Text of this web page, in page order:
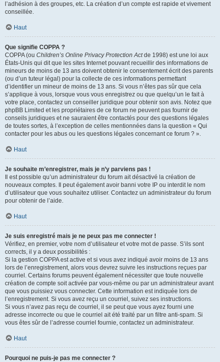
l’adhésion à des groupes, etc. La création d’un compte est rapide et vivement
conseillée.
Haut
Que signifie COPPA ?
COPPA (ou Children’s Online Privacy Protection Actde 1998) est une loi aux
États-Unis qui dit que les sites Internet pouvant recueillir des informations de
mineurs de moins de 13 ans doivent obtenir le consentement écrit des parents
(ou d’un tuteur légal) pour la collecte de ces informations permettant
d’identifier un mineur de moins de 13 ans. Si vous n’êtes pas sûr que cela
s’applique à vous, lorsque vous vous enregistrez ou que quelqu’un le fait à
votre place, contactez un conseiller juridique pour obtenir son avis. Notez que
phpBB Limited et les propriétaires de ce forum ne peuvent pas fournir de
conseils juridiques et ne sauraient être contactés pour des questions légales
de toutes sortes, à l’exception de celles mentionnées dans la question « Qui
contacter pour les abus ou les questions légales concernant ce forum ? ».
Haut
Je souhaite m’enregistrer, mais je n’y parviens pas !
Il est possible qu’un administrateur du forum ait désactivé la création de
nouveaux comptes. Il peut également avoir banni votre IP ou interdit le nom
d’utilisateur que vous souhaitez utiliser. Contactez un administrateur du forum
pour obtenir de l’aide.
Haut
Je suis enregistré mais je ne peux pas me connecter !
Vérifiez, en premier, votre nom d’utilisateur et votre mot de passe. S’ils sont
corrects, il y a deux possibilités :
Si la gestion COPPA est active et si vous avez indiqué avoir moins de 13 ans
lors de l’enregistrement, alors vous devrez suivre les instructions reçues par
courriel. Certains forums peuvent également nécessiter que toute nouvelle
création de compte soit activée par vous-même ou par un administrateur avant
que vous puissiez vous connecter. Cette information est indiquée lors de
l’enregistrement. Si vous avez reçu un courriel, suivez ses instructions.
Si vous n’avez pas reçu de courriel, il se peut que vous ayez fourni une
adresse incorrecte ou que le courriel ait été traité par un filtre anti-spam. Si
vous êtes sûr de l’adresse courriel fournie, contactez un administrateur.
Haut
Pourquoi ne puis-je pas me connecter ?